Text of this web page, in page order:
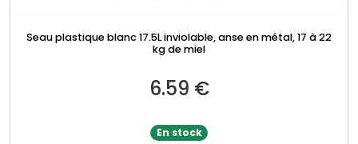
Seau plastique blanc 17.5L inviolable, anse en métal, 17 à 22
kg de miel
6.59 €
En stock